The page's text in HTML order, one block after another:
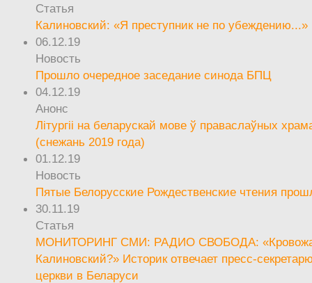
Статья
Калиновский: «Я преступник не по убеждению...»
06.12.19
Новость
Прошло очередное заседание синода БПЦ
04.12.19
Анонс
Літургіі на беларускай мове ў праваслаўных
(снежань 2019 года)
01.12.19
Новость
Пятые Белорусские Рождественские чтения
30.11.19
Статья
МОНИТОРИНГ СМИ: РАДИО СВОБОДА:
Калиновский?» Историк отвечает пресс-
церкви в Беларуси